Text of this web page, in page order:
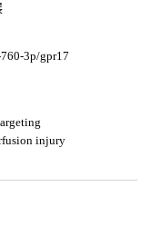
3p/gpr17
injury